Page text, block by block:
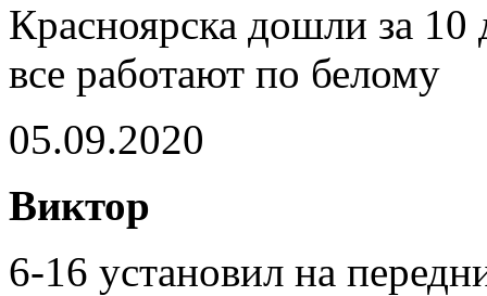
Красноярска дошли за
все работают по белому
05.09.2020
Виктор
6-16 установил на